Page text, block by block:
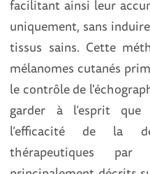
facilitant ainsi leur
uniquement, sans
tissus sains. Cette
mélanomes cutanés
le contrôle de
garder à l’esprit
l’efficacité de la
thérapeutiques